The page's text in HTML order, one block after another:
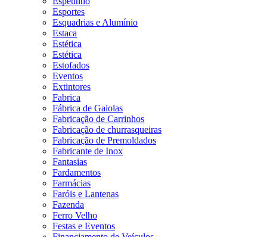
Esportes
Esquadrias e Alumínio
Estaca
Estética
Estética
Estofados
Eventos
Extintores
Fabrica
Fábrica de Gaiolas
Fabricação de Carrinhos
Fabricação de churrasqueiras
Fabricação de Premoldados
Fabricante de Inox
Fantasias
Fardamentos
Farmácias
Faróis e Lantenas
Fazenda
Ferro Velho
Festas e Eventos